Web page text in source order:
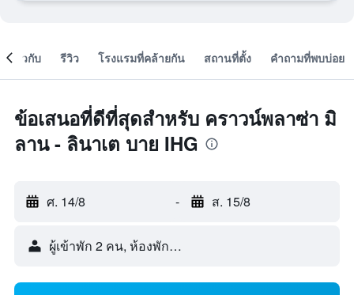
เกี่ยวกับ รีวิว โรงแรมที่คล้ายกัน สถานที่ตั้ง คำถามที่พบบ่อย
ข้อเสนอที่ดีที่สุดสำหรับ คราวน์พลาซ่า มิ
ลาน - ลินาเต บาย IHG
ศ. 14/8 - ส. 15/8
ผู้เข้าพัก 2 คน, ห้องพัก 1 ห้อง